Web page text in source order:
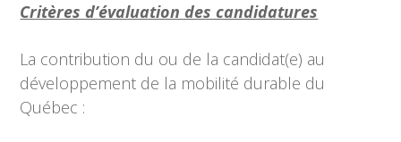
Critères d’évaluation des candidatures
La contribution du ou de la candidat(e) au
développement de la mobilité durable du
Québec :